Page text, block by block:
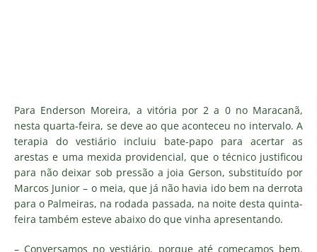
Para Enderson Moreira, a vitória por 2 a 0 no Maracanã,
nesta quarta-feira, se deve ao que aconteceu no intervalo. A
terapia do vestiário incluiu bate-papo para acertar as
arestas e uma mexida providencial, que o técnico justificou
para não deixar sob pressão a joia Gerson, substituído por
Marcos Junior – o meia, que já não havia ido bem na derrota
para o Palmeiras, na rodada passada, na noite desta quinta-
feira também esteve abaixo do que vinha apresentando.
– Conversamos no vestiário, porque até começamos bem,